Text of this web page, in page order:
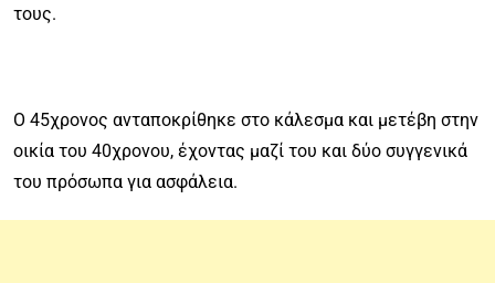
τους.
Ο 45χρονος ανταποκρίθηκε στο κάλεσμα και μετέβη στην
οικία του 40χρονου, έχοντας μαζί του και δύο συγγενικά
του πρόσωπα για ασφάλεια.